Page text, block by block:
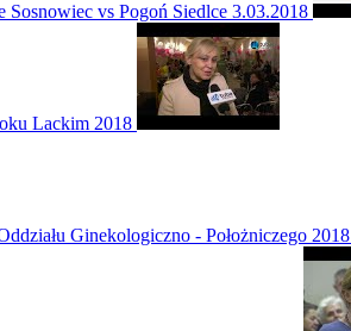
Sosnowiec vs Pogoń Siedlce 3.03.2018
Lackim 2018
Ginekologiczno - Położniczego 2018